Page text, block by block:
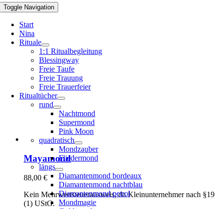
Toggle Navigation
Start
Nina
Rituale
1:1 Ritualbegleitung
Blessingway
Freie Taufe
Freie Trauung
Freie Trauerfeier
Ritualtücher
rund
Nachtmond
Supermond
Pink Moon
quadratisch
Mondzauber
Fliedermond
längs
Diamantenmond bordeaux
Diamantenmond nachtblau
Diamantenmond petrol
Mondmagie
Mayamond
88,00 €
Kein Mehrwertsteuerausweis, da Kleinunternehmer nach §19
(1) UStG.